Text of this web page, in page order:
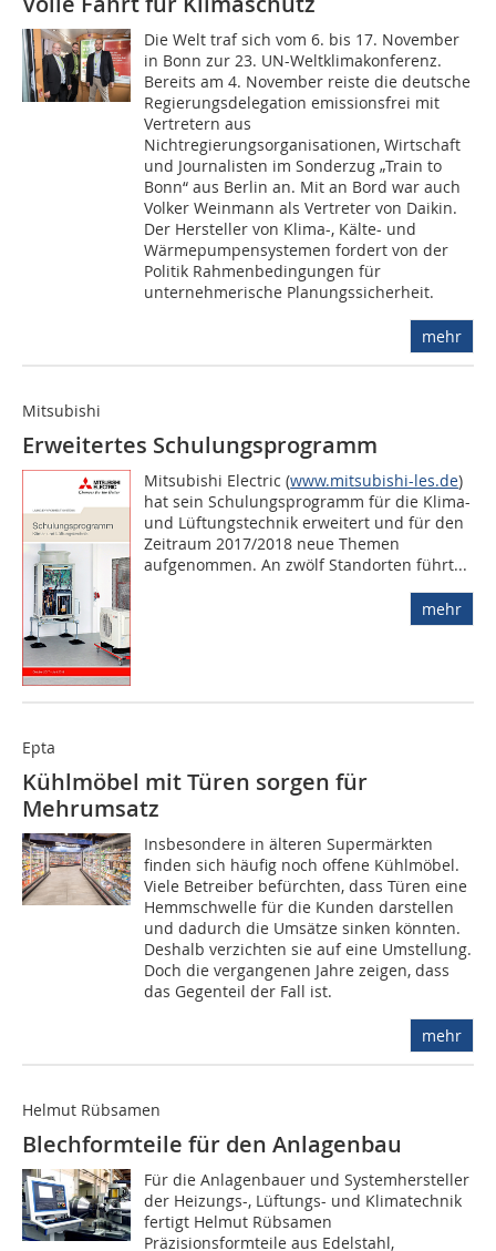
Die Welt traf sich vom 6. bis 17. November
in Bonn zur 23. UN-Weltklimakonferenz.
Bereits am 4. November reiste die deutsche
Regierungsdelegation emissionsfrei mit
Vertretern aus
Nichtregierungsorganisationen, Wirtschaft
und Journalisten im Sonderzug „Train to
Bonn“ aus Berlin an. Mit an Bord war auch
Volker Weinmann als Vertreter von Daikin.
Der Hersteller von Klima-, Kälte- und
Wärmepumpensystemen fordert von der
Politik Rahmenbedingungen für
unternehmerische Planungssicherheit.
mehr
Mitsubishi
Erweitertes Schulungsprogramm
Mitsubishi Electric (www.mitsubishi-les.de)
hat sein Schulungsprogramm für die Klima-
und Lüftungstechnik erweitert und für den
Zeitraum 2017/2018 neue Themen
aufgenommen. An zwölf Standorten führt...
mehr
Epta
Kühlmöbel mit Türen sorgen für
Mehrumsatz
Insbesondere in älteren Supermärkten
finden sich häufig noch offene Kühlmöbel.
Viele Betreiber befürchten, dass Türen eine
Hemmschwelle für die Kunden darstellen
und dadurch die Umsätze sinken könnten.
Deshalb verzichten sie auf eine Umstellung.
Doch die vergangenen Jahre zeigen, dass
das Gegenteil der Fall ist.
mehr
Helmut Rübsamen
Blechformteile für den Anlagenbau
Für die Anlagenbauer und Systemhersteller
der Heizungs-, Lüftungs- und Klimatechnik
fertigt Helmut Rübsamen
Präzisionsformteile aus Edelstahl,